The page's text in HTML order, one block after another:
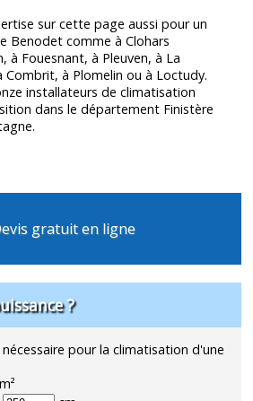
sur cette page aussi pour un
Benodet comme à Clohars
à Fouesnant, à Pleuven, à La
Combrit, à Plomelin ou à Loctudy.
installateurs de climatisation
dans le département Finistère
gratuit en ligne
?
nécessaire pour la climatisation d'une
m²